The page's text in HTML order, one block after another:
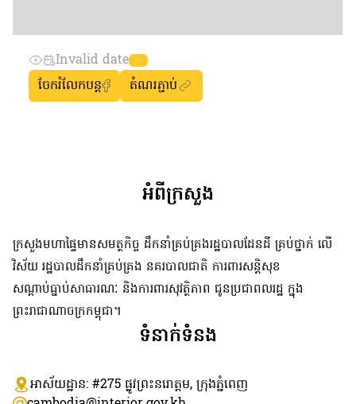
Invalid date
ចែករំលែកបន្ត
តំណរភ្ជាប់
អំពីក្រសួង
ក្រសួងមហាផ្ទៃមានសមត្ថកិច្ច ដឹកនាំគ្រប់គ្រងរដ្ឋបាលដែនដី គ្រប់ថ្នាក់ លើ
វិស័យ រដ្ឋបាលដឹកនាំគ្រប់គ្រង នគរបាលជាតិ ការពារសន្តិសុខ
សណ្តាប់ធ្នាប់សាធារណៈ និងការពារសុវត្ថិភាព ជូនប្រជាពលរដ្ឋ ក្នុង
ព្រះរាជាណាចក្រកម្ពុជា។
ទំនាក់ទំនង
អាស័យដ្ឋាន: #275 ​ផ្លូវព្រះនរោត្តម, ក្រុងភ្នំពេញ